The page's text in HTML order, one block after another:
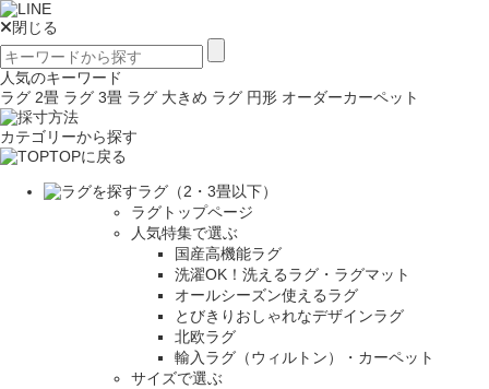
閉じる
人気のキーワード
ラグ 2畳 ラグ 3畳 ラグ 大きめ ラグ 円形 オーダーカーペット
カテゴリーから探す
TOPに戻る
ラグ（2・3畳以下）
ラグトップページ
人気特集で選ぶ
国産高機能ラグ
洗濯OK！洗えるラグ・ラグマット
オールシーズン使えるラグ
とびきりおしゃれなデザインラグ
北欧ラグ
輸入ラグ（ウィルトン）・カーペット
サイズで選ぶ